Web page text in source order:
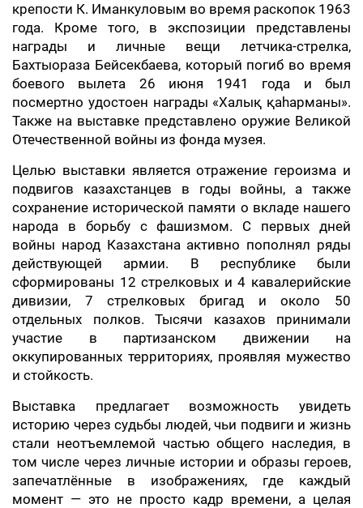
крепости К. Иманкуловым во время раскопок 1963
года. Кроме того, в экспозиции представлены
награды и личные вещи летчика-стрелка,
Бахтыораза Бейсекбаева, который погиб во время
боевого вылета 26 июня 1941 года и был
посмертно удостоен награды «Халық қаһарманы».
Также на выставке представлено оружие Великой
Отечественной войны из фонда музея.
Целью выставки является отражение героизма и
подвигов казахстанцев в годы войны, а также
сохранение исторической памяти о вкладе нашего
народа в борьбу с фашизмом. С первых дней
войны народ Казахстана активно пополнял ряды
действующей армии. В республике были
сформированы 12 стрелковых и 4 кавалерийские
дивизии, 7 стрелковых бригад и около 50
отдельных полков. Тысячи казахов принимали
участие в партизанском движении на
оккупированных территориях, проявляя мужество
и стойкость.
Выставка предлагает возможность увидеть
историю через судьбы людей, чьи подвиги и жизнь
стали неотъемлемой частью общего наследия, в
том числе через личные истории и образы героев,
запечатлённые в изображениях, где каждый
момент — это не просто кадр времени, а целая